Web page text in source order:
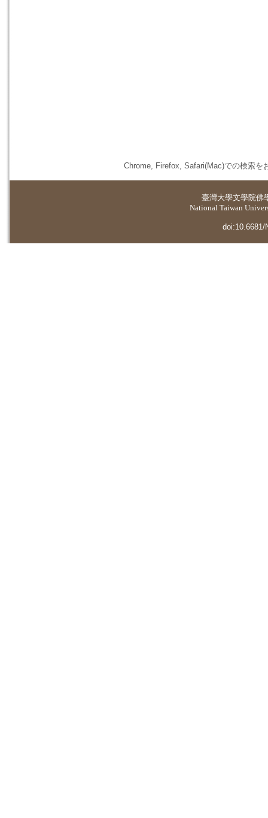
Chrome, Firefox, Safari(Mac)での検索を
臺灣大學文學院佛
National Taiwan
doi:10.6681/